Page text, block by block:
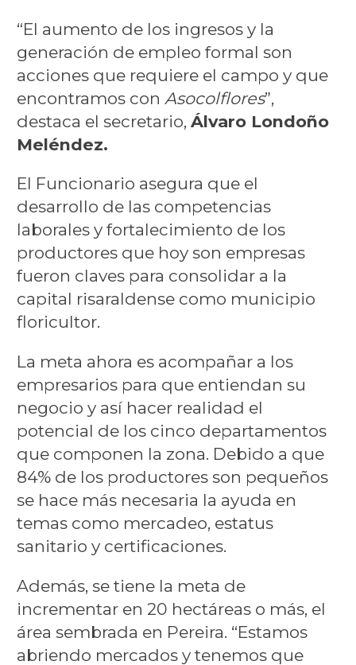
“El aumento de los ingresos y la
generación de empleo formal son
acciones que requiere el campo y que
encontramos con Asocolflores”,
destaca el secretario, Álvaro Londoño
Meléndez.
El Funcionario asegura que el
desarrollo de las competencias
laborales y fortalecimiento de los
productores que hoy son empresas
fueron claves para consolidar a la
capital risaraldense como municipio
floricultor.
La meta ahora es acompañar a los
empresarios para que entiendan su
negocio y así hacer realidad el
potencial de los cinco departamentos
que componen la zona. Debido a que
84% de los productores son pequeños
se hace más necesaria la ayuda en
temas como mercadeo, estatus
sanitario y certificaciones.
Además, se tiene la meta de
incrementar en 20 hectáreas o más, el
área sembrada en Pereira. “Estamos
abriendo mercados y tenemos que